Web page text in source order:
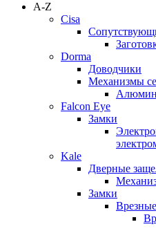
A-Z
Cisa
Dorma
Доводчики
Механизмы
Falcon Eye
Замки
Kale
Дверные
Замки